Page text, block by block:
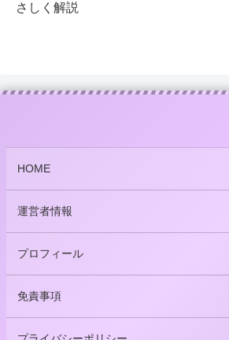
さしく解説
HOME
運営者情報
プロフィール
免責事項